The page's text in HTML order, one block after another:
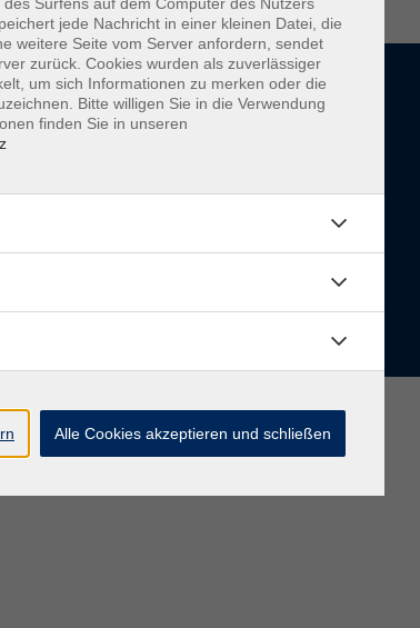
Startseite
jede Nachricht in einer kleinen Datei, die
weitere Seite vom Server anfordern, sendet
zurück. Cookies wurden als zuverlässiger
um sich Informationen zu merken oder die
Bitte willigen Sie in die Verwendung
finden Sie in unseren
Alle Cookies akzeptieren und schließen